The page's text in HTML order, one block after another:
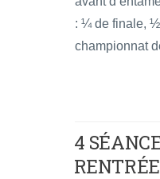
: ¼ de finale,
championnat
4